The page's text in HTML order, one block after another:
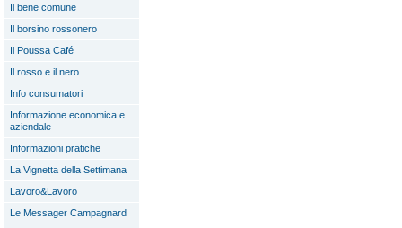
Il bene comune
Il borsino rossonero
Il Poussa Café
Il rosso e il nero
Info consumatori
Informazione economica e
aziendale
Informazioni pratiche
La Vignetta della Settimana
Lavoro&Lavoro
Le Messager Campagnard